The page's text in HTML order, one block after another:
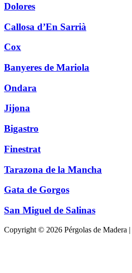
Dolores
Callosa d’En Sarrià
Cox
Banyeres de Mariola
Ondara
Jijona
Bigastro
Finestrat
Tarazona de la Mancha
Gata de Gorgos
San Miguel de Salinas
Copyright © 2026 Pérgolas de Madera |